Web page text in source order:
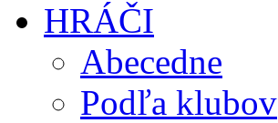
HRÁČI
Abecedne
Podľa klubov